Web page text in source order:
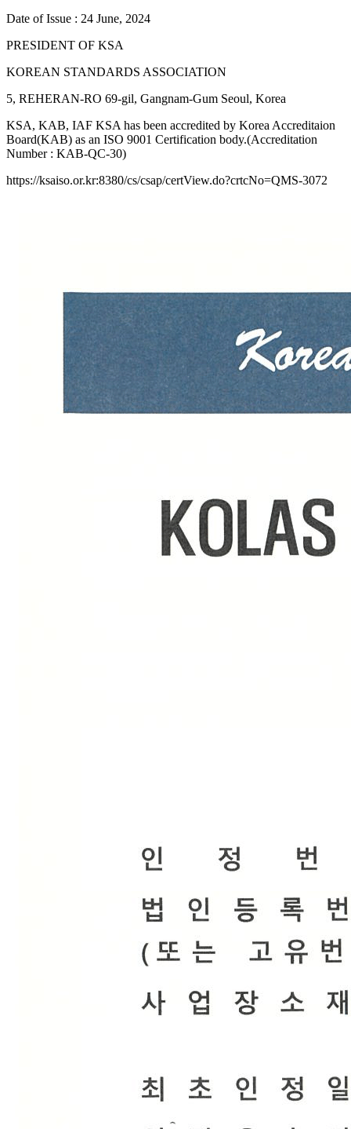
Date of Issue : 24 June, 2024
PRESIDENT OF KSA
KOREAN STANDARDS ASSOCIATION
5, REHERAN-RO 69-gil, Gangnam-Gum Seoul, Korea
KSA, KAB, IAF KSA has been accredited by Korea Accreditaion
Board(KAB) as an ISO 9001 Certification body.(Accreditation
Number : KAB-QC-30)
https://ksaiso.or.kr:8380/cs/csap/certView.do?crtcNo=QMS-3072